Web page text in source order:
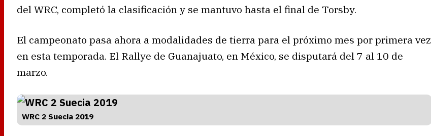
del WRC, completó la clasificación y se mantuvo hasta el final de Torsby.
El campeonato pasa ahora a modalidades de tierra para el próximo mes por primera vez
en esta temporada. El Rallye de Guanajuato, en México, se disputará del 7 al 10 de
marzo.
WRC 2 Suecia 2019